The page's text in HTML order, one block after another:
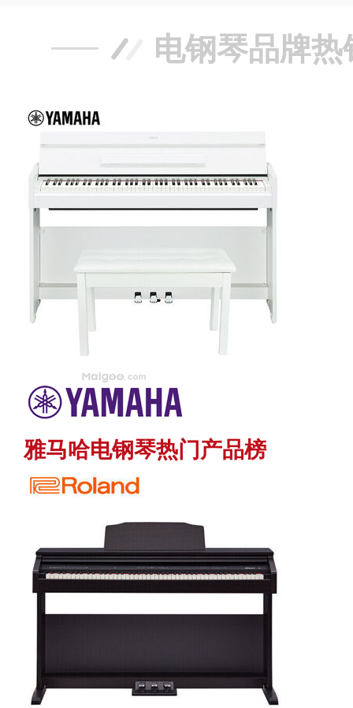
电钢琴品牌热
雅马哈电钢琴热门产品榜